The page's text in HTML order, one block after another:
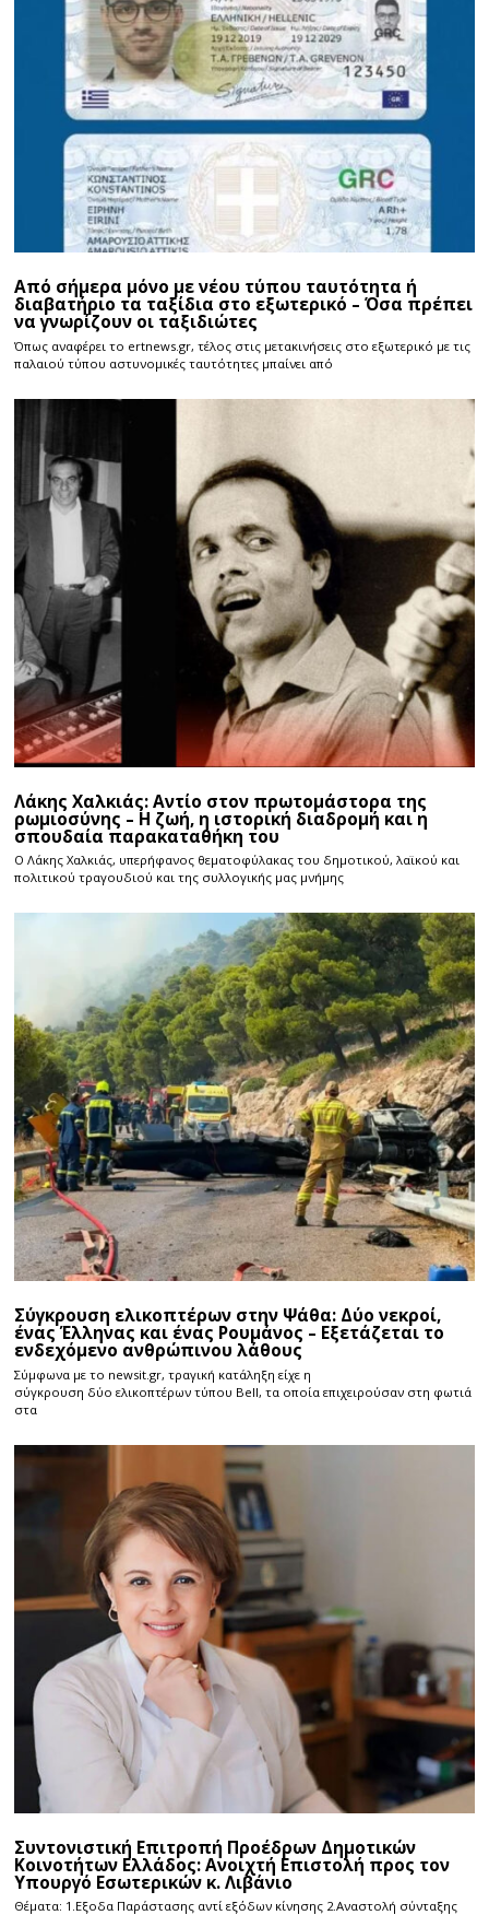
Από σήμερα μόνο με νέου τύπου ταυτότητα ή
διαβατήριο τα ταξίδια στο εξωτερικό – Όσα πρέπει
να γνωρίζουν οι ταξιδιώτες
Όπως αναφέρει το ertnews.gr, τέλος στις μετακινήσεις στο εξωτερικό με τις
παλαιού τύπου αστυνομικές ταυτότητες μπαίνει από
Λάκης Χαλκιάς: Αντίο στον πρωτομάστορα της
ρωμιοσύνης – Η ζωή, η ιστορική διαδρομή και η
σπουδαία παρακαταθήκη του
Ο Λάκης Χαλκιάς, υπερήφανος θεματοφύλακας του δημοτικού, λαϊκού και
πολιτικού τραγουδιού και της συλλογικής μας μνήμης
Σύγκρουση ελικοπτέρων στην Ψάθα: Δύο νεκροί,
ένας Έλληνας και ένας Ρουμάνος – Εξετάζεται το
ενδεχόμενο ανθρώπινου λάθους
Σύμφωνα με το newsit.gr, τραγική κατάληξη είχε η
σύγκρουση δύο ελικοπτέρων τύπου Bell, τα οποία επιχειρούσαν στη φωτιά
στα
Συντονιστική Επιτροπή Προέδρων Δημοτικών
Κοινοτήτων Ελλάδος: Ανοιχτή Επιστολή προς τον
Υπουργό Εσωτερικών κ. Λιβάνιο
Θέματα: 1.Εξοδα Παράστασης αντί εξόδων κίνησης 2.Αναστολή σύνταξης